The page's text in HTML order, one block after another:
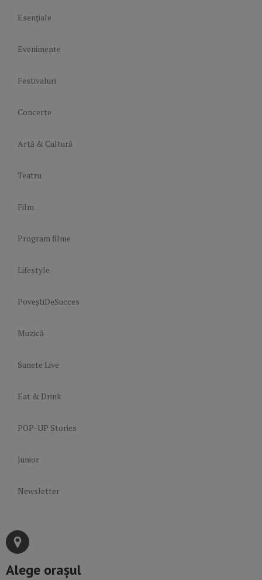
Esențiale
Evenimente
Festivaluri
Concerte
Artă & Cultură
Teatru
Film
Program filme
Lifestyle
PoveștiDeSucces
Muzică
Sunete Live
Eat & Drink
POP-UP Stories
Junior
Newsletter
Alege orașul